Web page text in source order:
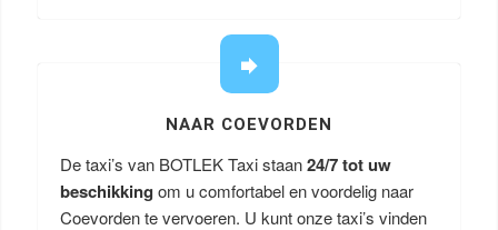
NAAR COEVORDEN
De taxi’s van BOTLEK Taxi staan24/7 tot uw
beschikking om u comfortabel en voordelig naar
Coevorden te vervoeren. U kunt onze taxi’s vinden